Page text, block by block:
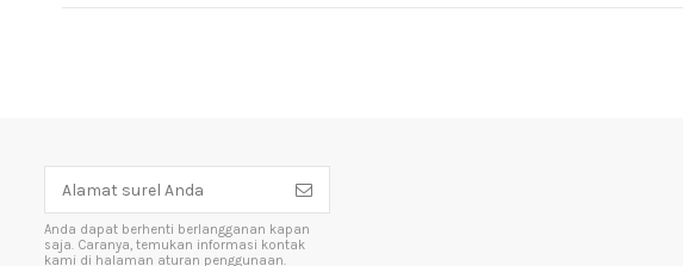
Anda dapat berhenti berlangganan kapan
saja. Caranya, temukan informasi kontak
kami di halaman aturan penggunaan.